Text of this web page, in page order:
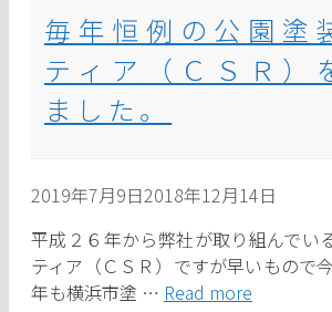
毎年恒例の公園塗
ティア（ＣＳＲ）
ました。
2019年7月9日2018年12月14日
平成２６年から弊社が取り組んでい
ティア（ＣＳＲ）ですが早いもので
年も横浜市塗 … Read more